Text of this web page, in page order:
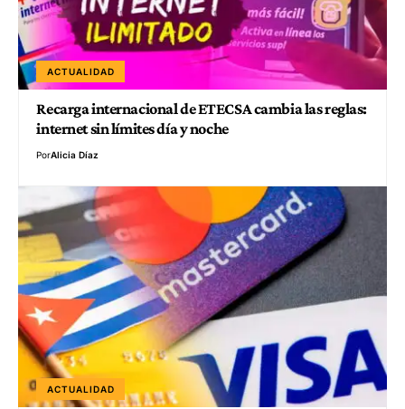
ACTUALIDAD
Recarga internacional de ETECSA cambia las reglas:
internet sin límites día y noche
PorAlicia Díaz
ACTUALIDAD